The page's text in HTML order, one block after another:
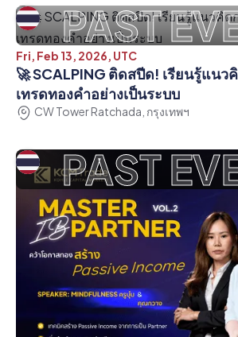
PAST
Fri, Feb 13, 2026, UTC
🚀 SCALPING ติดสปีด! เรียนรู้แนว
เทรดทองคำอย่างเป็นระบบ
CW Tower Ratchada, กรุงเทพฯ
PAST